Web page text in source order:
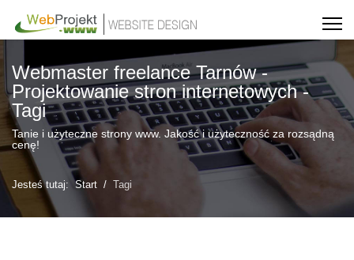
Webmaster freelance Tarnów -
Projektowanie stron internetowych -
Tagi
Tanie i użyteczne strony www. Jakość i użyteczność za rozsądną
cenę!
Jesteś tutaj: Start Tagi